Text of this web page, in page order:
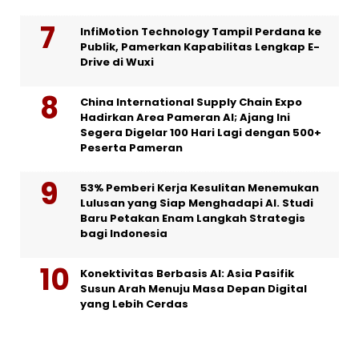
InfiMotion Technology Tampil Perdana ke
Publik, Pamerkan Kapabilitas Lengkap E-
Drive di Wuxi
China International Supply Chain Expo
Hadirkan Area Pameran AI; Ajang Ini
Segera Digelar 100 Hari Lagi dengan 500+
Peserta Pameran
53% Pemberi Kerja Kesulitan Menemukan
Lulusan yang Siap Menghadapi AI. Studi
Baru Petakan Enam Langkah Strategis
bagi Indonesia
Konektivitas Berbasis AI: Asia Pasifik
Susun Arah Menuju Masa Depan Digital
yang Lebih Cerdas